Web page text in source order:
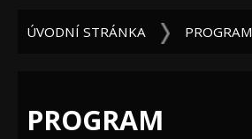
ÚVODNÍ STRÁNKA PROGRAM
PROGRAM